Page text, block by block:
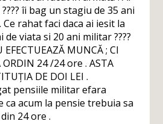
îi bag un stagiu de 35 ani
rahat faci daca ai iesit la
de viata si 20 ani militar ????
MUNCĂ ; CI
24 /24 ore . ASTA
DE DOI LEI .
pensiile militar efara
acum la pensie trebuia sa
24 ore .